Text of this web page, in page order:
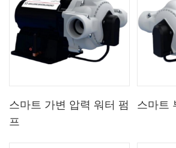
스마트 가변 압력 워터 펌
프
스마트